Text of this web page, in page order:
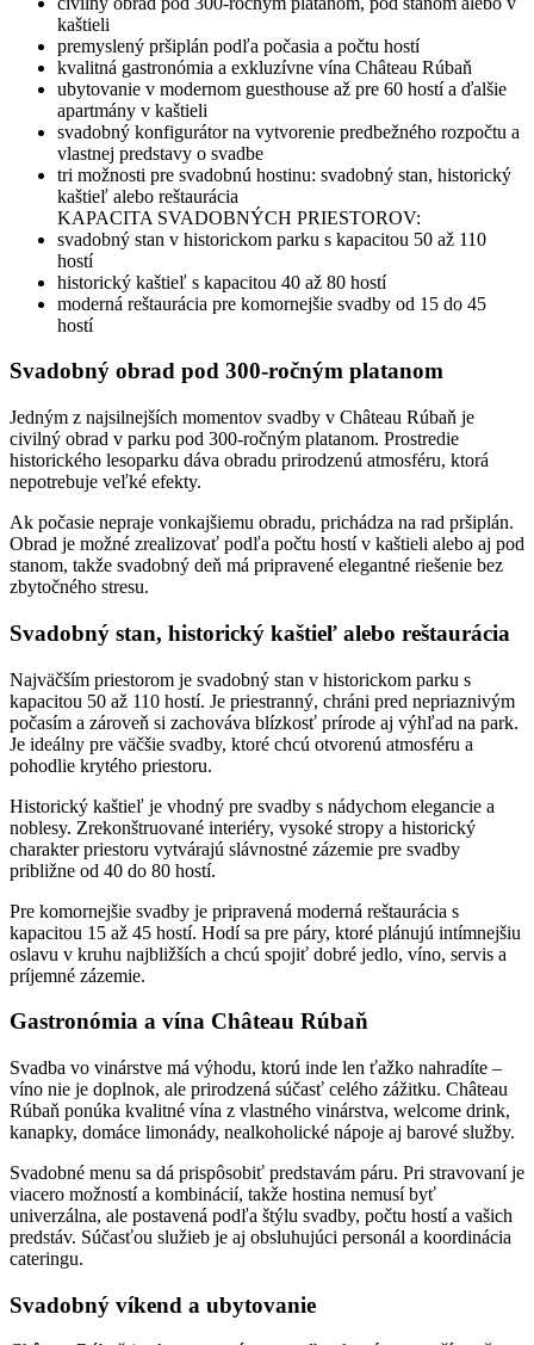
kaštieli
premyslený pršiplán podľa počasia a počtu hostí
kvalitná gastronómia a exkluzívne vína Château Rúbaň
ubytovanie v modernom guesthouse až pre 60 hostí a ďalšie
apartmány v kaštieli
svadobný konfigurátor na vytvorenie predbežného rozpočtu a
vlastnej predstavy o svadbe
tri možnosti pre svadobnú hostinu: svadobný stan, historický
kaštieľ alebo reštaurácia
KAPACITA SVADOBNÝCH PRIESTOROV:
svadobný stan v historickom parku s kapacitou 50 až 110
hostí
historický kaštieľ s kapacitou 40 až 80 hostí
moderná reštaurácia pre komornejšie svadby od 15 do 45
hostí
Svadobný obrad pod 300-ročným platanom
Jedným z najsilnejších momentov svadby v Château Rúbaň je
civilný obrad v parku pod 300-ročným platanom. Prostredie
historického lesoparku dáva obradu prirodzenú atmosféru, ktorá
nepotrebuje veľké efekty.
Ak počasie nepraje vonkajšiemu obradu, prichádza na rad pršiplán.
Obrad je možné zrealizovať podľa počtu hostí v kaštieli alebo aj pod
stanom, takže svadobný deň má pripravené elegantné riešenie bez
zbytočného stresu.
Svadobný stan, historický kaštieľ alebo reštaurácia
Najväčším priestorom je svadobný stan v historickom parku s
kapacitou 50 až 110 hostí. Je priestranný, chráni pred nepriaznivým
počasím a zároveň si zachováva blízkosť prírode aj výhľad na park.
Je ideálny pre väčšie svadby, ktoré chcú otvorenú atmosféru a
pohodlie krytého priestoru.
Historický kaštieľ je vhodný pre svadby s nádychom elegancie a
noblesy. Zrekonštruované interiéry, vysoké stropy a historický
charakter priestoru vytvárajú slávnostné zázemie pre svadby
približne od 40 do 80 hostí.
Pre komornejšie svadby je pripravená moderná reštaurácia s
kapacitou 15 až 45 hostí. Hodí sa pre páry, ktoré plánujú intímnejšiu
oslavu v kruhu najbližších a chcú spojiť dobré jedlo, víno, servis a
príjemné zázemie.
Gastronómia a vína Château Rúbaň
Svadba vo vinárstve má výhodu, ktorú inde len ťažko nahradíte –
víno nie je doplnok, ale prirodzená súčasť celého zážitku. Château
Rúbaň ponúka kvalitné vína z vlastného vinárstva, welcome drink,
kanapky, domáce limonády, nealkoholické nápoje aj barové služby.
Svadobné menu sa dá prispôsobiť predstavám páru. Pri stravovaní je
viacero možností a kombinácií, takže hostina nemusí byť
univerzálna, ale postavená podľa štýlu svadby, počtu hostí a vašich
predstáv. Súčasťou služieb je aj obsluhujúci personál a koordinácia
cateringu.
Svadobný víkend a ubytovanie